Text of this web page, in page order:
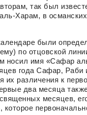
так был
Харам, в
были
по отцовской
носил имя «Сафар
года Сафар, Раби
их различения к
два месяца
месяцев,